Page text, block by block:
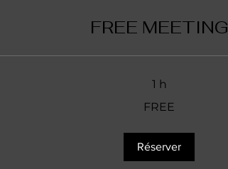
FREE MEETING
1 h
FREE
Réserver